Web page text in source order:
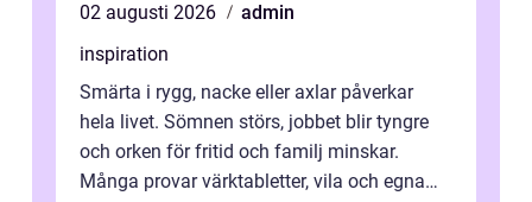
02 augusti 2026
admin
inspiration
Smärta i rygg, nacke eller axlar påverkar
hela livet. Sömnen störs, jobbet blir tyngre
och orken för fritid och familj minskar.
Många provar värktabletter, vila och egna